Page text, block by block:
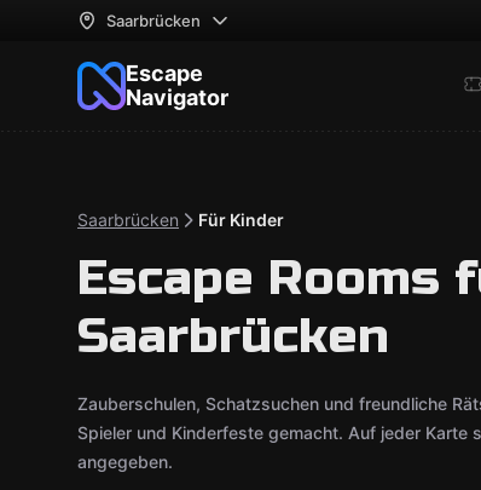
Saarbrücken
Escape
Navigator
Saarbrücken Für Kinder
Escape Rooms
Saarbrücken
Zauberschulen, Schatzsuchen und freundliche
Spieler und Kinderfeste gemacht. Auf jeder Karte
angegeben.